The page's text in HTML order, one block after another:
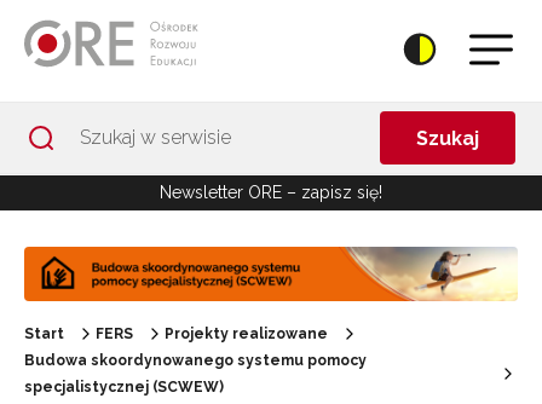
Szukaj
Newsletter ORE – zapisz się!
Start FERS
Projekty realizowane
Budowa skoordynowanego systemu pomocy
specjalistycznej (SCWEW)